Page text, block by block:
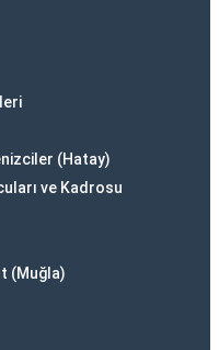
(Hatay)
ve Kadrosu
(Muğla)